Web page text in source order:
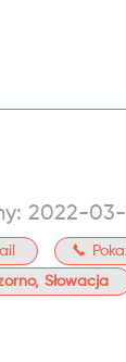
2022-03-
Słowacja